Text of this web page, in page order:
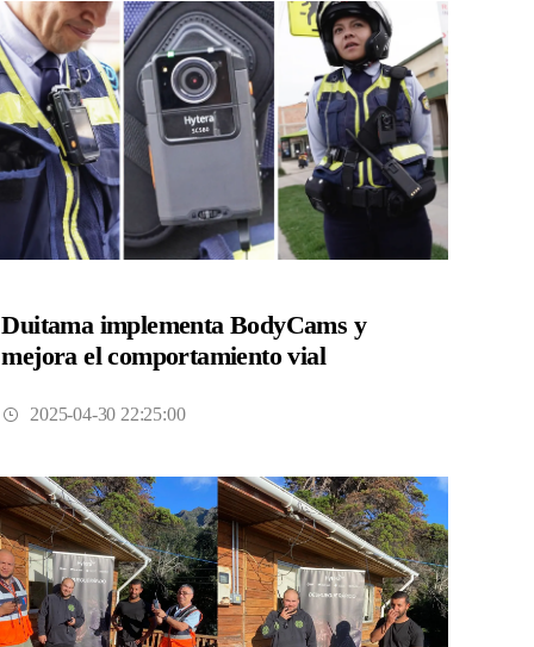
Duitama implementa BodyCams y
mejora el comportamiento vial
2025-04-30 22:25:00